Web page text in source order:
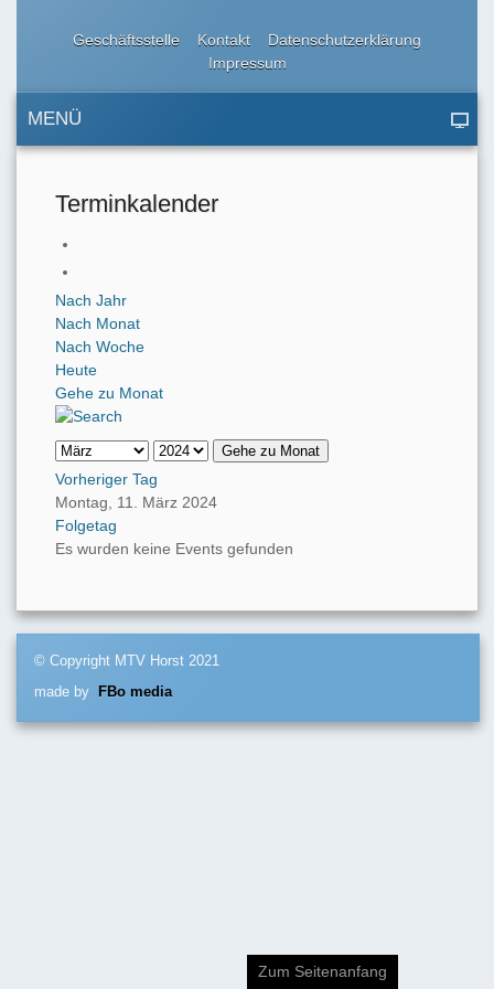
Geschäftsstelle Kontakt
Datenschutzerklärung
Impressum
MENÜ
Terminkalender
Nach Jahr
Nach Monat
Nach Woche
Heute
Gehe zu Monat
Gehe zu Monat
Vorheriger Tag
Montag, 11. März 2024
Folgetag
Es wurden keine Events gefunden
© Copyright MTV Horst 2021
made by
FBo media
Zum Seitenanfang